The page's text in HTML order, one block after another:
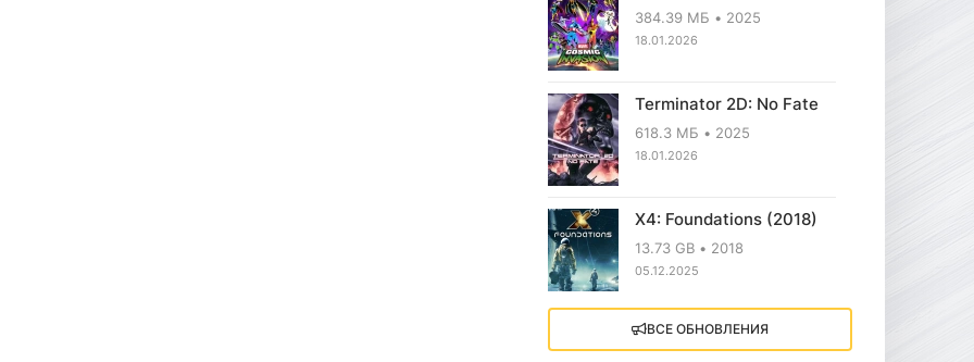
384.39 МБ 2025
18.01.2026
Terminator 2D: No Fate
618.3 МБ 2025
18.01.2026
X4: Foundations (2018)
13.73 GB 2018
05.12.2025
Little Nightmares III
ВСЕ ОБНОВЛЕНИЯ